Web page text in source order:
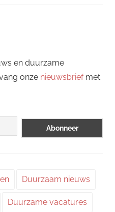
en duurzame
onze nieuwsbriefmet
Duurzaam nieuws
Duurzame vacatures